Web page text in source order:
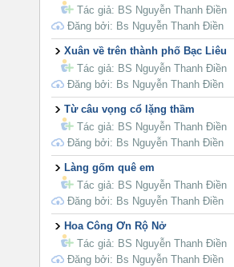
Tác giả: BS Nguyễn Thanh Điền
Đăng bởi: Bs Nguyễn Thanh Điền
Xuân về trên thành phố Bạc Liêu
Tác giả: BS Nguyễn Thanh Điền
Đăng bởi: Bs Nguyễn Thanh Điền
Từ câu vọng cổ lặng thầm
Tác giả: BS Nguyễn Thanh Điền
Đăng bởi: Bs Nguyễn Thanh Điền
Làng gốm quê em
Tác giả: BS Nguyễn Thanh Điền
Đăng bởi: Bs Nguyễn Thanh Điền
Hoa Công Ơn Rộ Nở
Tác giả: BS Nguyễn Thanh Điền
Đăng bởi: Bs Nguyễn Thanh Điền